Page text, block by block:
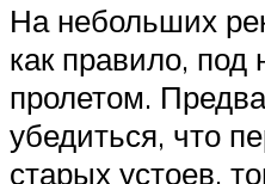
На небольших
как правило,
пролетом.
убедиться, что
старых устоев,